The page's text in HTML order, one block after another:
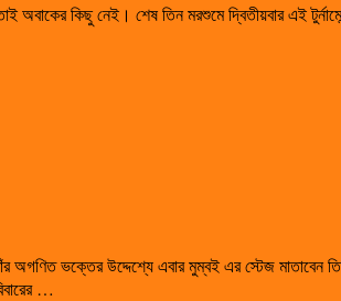
কিছু নেই। শেষ তিন মরশুমে দ্বিতীয়বার এই
ভক্তের উদ্দেশ্যে এবার মুম্বই এর স্টেজ মাতাবেন
…